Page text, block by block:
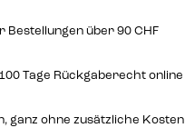
Bestellungen über 90 CHF
Tage Rückgaberecht online
ganz ohne zusätzliche Kosten